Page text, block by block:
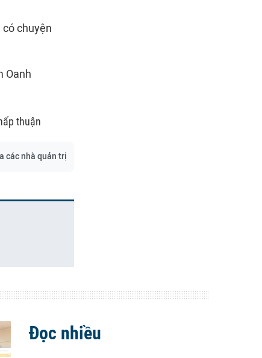
có chuyện
Oanh
thuận
các nhà quản trị
Đọc nhiều